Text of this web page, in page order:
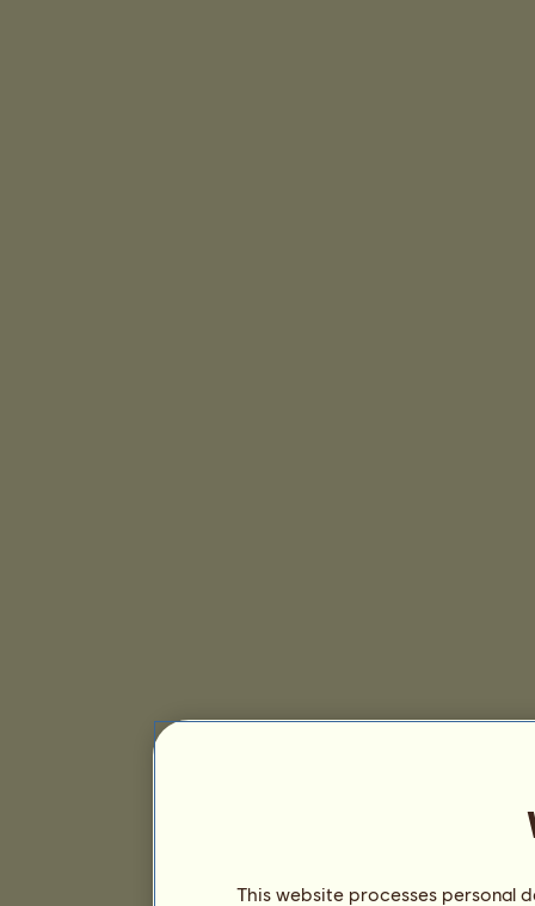
This website processes personal